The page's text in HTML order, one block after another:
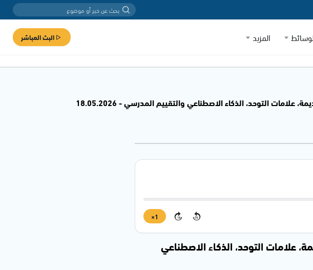
المزيد البث المباشر
التوحد، الذكاء الاصطناعي والتقييم المدرسي - 18.05.2026
15
15
1×
علامات التوحد، الذكاء الاصطناعي